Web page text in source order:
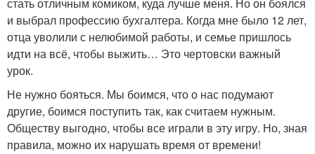
стать отличным комиком, куда лучше меня. Но он боялся
и выбрал профессию бухгалтера. Когда мне было 12 лет,
отца уволили с нелюбимой работы, и семье пришлось
идти на всё, чтобы выжить… Это чертовски важный
урок.
Не нужно бояться. Мы боимся, что о нас подумают
другие, боимся поступить так, как считаем нужным.
Обществу выгодно, чтобы все играли в эту игру. Но, зная
правила, можно их нарушать время от времени!